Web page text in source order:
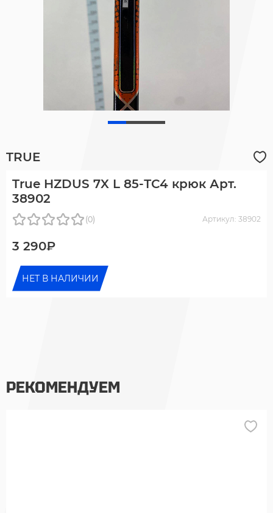
TRUE
True HZDUS 7X L 85-ТС4 крюк Арт.
38902
(0) Артикул: 38902
3 290₽
НЕТ В НАЛИЧИИ
РЕКОМЕНДУЕМ